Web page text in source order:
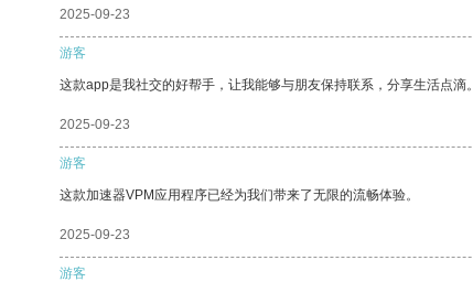
2025-09-23
游客
这款app是我社交的好帮手，让我能够与朋友保持联系，分享生活点滴。
2025-09-23
游客
这款加速器VPM应用程序已经为我们带来了无限的流畅体验。
2025-09-23
游客